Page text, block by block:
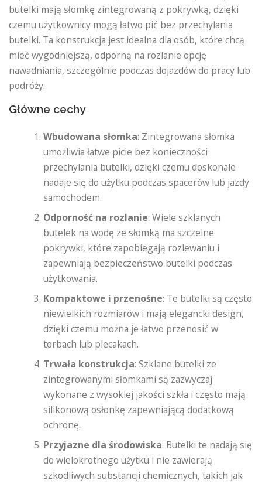
butelki mają słomkę zintegrowaną z pokrywką, dzięki
czemu użytkownicy mogą łatwo pić bez przechylania
butelki. Ta konstrukcja jest idealna dla osób, które chcą
mieć wygodniejszą, odporną na rozlanie opcję
nawadniania, szczególnie podczas dojazdów do pracy lub
podróży.
Główne cechy
Wbudowana słomka: Zintegrowana słomka
umożliwia łatwe picie bez konieczności
przechylania butelki, dzięki czemu doskonale
nadaje się do użytku podczas spacerów lub jazdy
samochodem.
Odporność na rozlanie: Wiele szklanych
butelek na wodę ze słomką ma szczelne
pokrywki, które zapobiegają rozlewaniu i
zapewniają bezpieczeństwo butelki podczas
użytkowania.
Kompaktowe i przenośne: Te butelki są często
niewielkich rozmiarów i mają elegancki design,
dzięki czemu można je łatwo przenosić w
torbach lub plecakach.
Trwała konstrukcja: Szklane butelki ze
zintegrowanymi słomkami są zazwyczaj
wykonane z wysokiej jakości szkła i często mają
silikonową osłonkę zapewniającą dodatkową
ochronę.
Przyjazne dla środowiska: Butelki te nadają się
do wielokrotnego użytku i nie zawierają
szkodliwych substancji chemicznych, takich jak